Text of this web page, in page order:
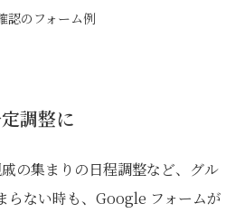
認のフォーム例
調整に
の集まりの日程調整など、グル
らない時も、Google フォームが